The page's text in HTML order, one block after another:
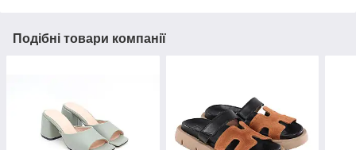
Подібні товари компанії